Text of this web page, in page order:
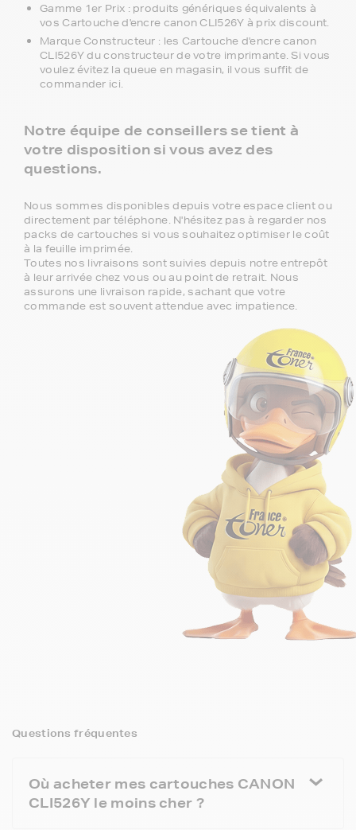
Gamme 1er Prix : produits génériques équivalents à
vos Cartouche d'encre canon CLI526Y à prix discount.
Marque Constructeur : les Cartouche d'encre canon
CLI526Y du constructeur de votre imprimante. Si vous
voulez évitez la queue en magasin, il vous suffit de
commander ici.
Notre équipe de conseillers se tient à
votre disposition si vous avez des
questions.
Nous sommes disponibles depuis votre espace client ou
directement par téléphone. N'hésitez pas à regarder nos
packs de cartouches si vous souhaitez optimiser le coût
à la feuille imprimée.
Toutes nos livraisons sont suivies depuis notre entrepôt
à leur arrivée chez vous ou au point de retrait. Nous
assurons une livraison rapide, sachant que votre
commande est souvent attendue avec impatience.
Questions fréquentes
Où acheter mes cartouches CANON
CLI526Y le moins cher ?